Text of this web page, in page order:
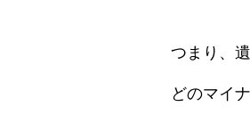
つまり、
どのマイ